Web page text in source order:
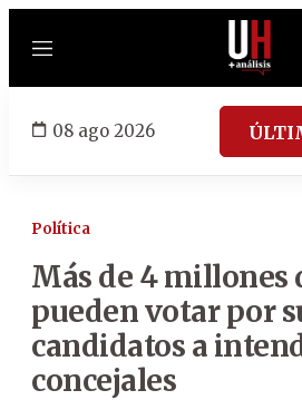
Menú
08 ago 2026
Política
Más de 4 millones
pueden votar por
candidatos a
concejales